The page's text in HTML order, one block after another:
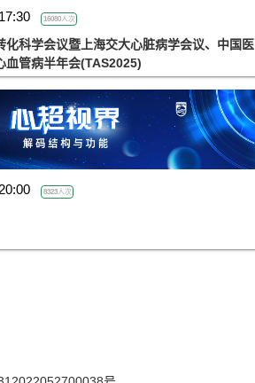
16080人次
科学会议暨上海交大心脏病学会议、中国医
血管病半年会(TAS2025)
8323人次